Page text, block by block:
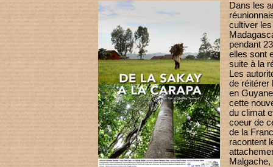
Dans les
cultiver
pendant
elles sont
suite à la
Les
de réitérer
en
cette
du climat
coeur de
de la
racontent